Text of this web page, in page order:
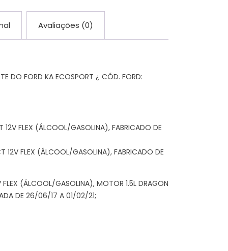
Avaliações (0)
DO FORD KA ECOSPORT ¿ CÓD. FORD:
12V FLEX (ÁLCOOL/GASOLINA), FABRICADO DE
12V FLEX (ÁLCOOL/GASOLINA), FABRICADO DE
(ÁLCOOL/GASOLINA), MOTOR 1.5L DRAGON
DE 26/06/17 A 01/02/21;